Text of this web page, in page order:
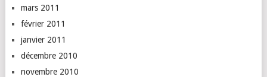
mars 2011
février 2011
janvier 2011
décembre 2010
novembre 2010